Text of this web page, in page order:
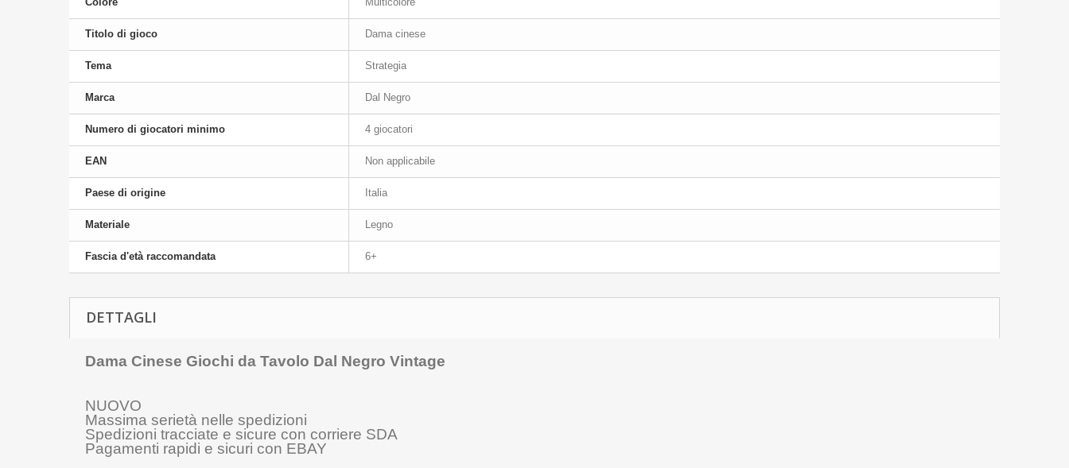
Titolo di gioco Dama cinese
Tema Strategia
Marca Dal Negro
Numero di giocatori minimo 4 giocatori
EAN Non applicabile
Paese di origine Italia
Materiale Legno
Fascia d'età raccomandata 6+
DETTAGLI
Dama Cinese Giochi da Tavolo Dal Negro Vintage
NUOVO
Massima serietà nelle spedizioni
Spedizioni tracciate e sicure con corriere SDA
Pagamenti rapidi e sicuri con EBAY